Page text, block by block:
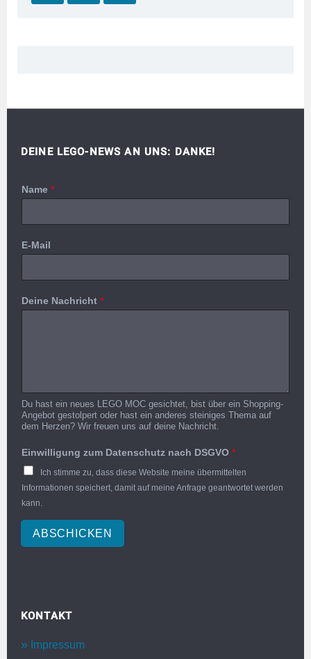
DEINE LEGO-NEWS AN UNS: DANKE!
Name *
E-Mail
Deine Nachricht *
Du hast ein neues LEGO MOC gesichtet, bist über ein Shopping-
Angebot gestolpert oder hast ein anderes steiniges Thema auf
dem Herzen? Wir freuen uns auf deine Nachricht.
Einwilligung zum Datenschutz nach DSGVO *
Ich stimme zu, dass diese Website meine übermittelten
Informationen speichert, damit auf meine Anfrage geantwortet werden
kann.
ABSCHICKEN
KONTAKT
Impressum